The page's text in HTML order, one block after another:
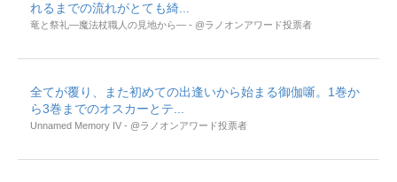
れるまでの流れがとても綺...
竜と祭礼―魔法杖職人の見地から― - @ラノオンアワード投票者
全てが覆り、また初めての出逢いから始まる御伽噺。1巻か
ら3巻までのオスカーとテ...
Unnamed Memory IV - @ラノオンアワード投票者